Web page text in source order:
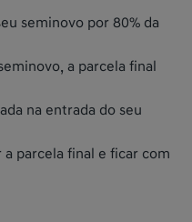
seminovo por 80% da
a parcela final
na entrada do seu
parcela final e ficar com